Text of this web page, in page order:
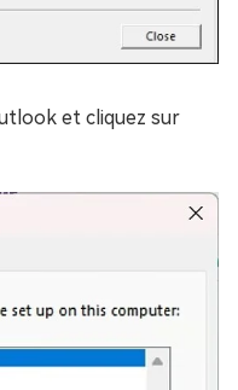
et cliquez sur